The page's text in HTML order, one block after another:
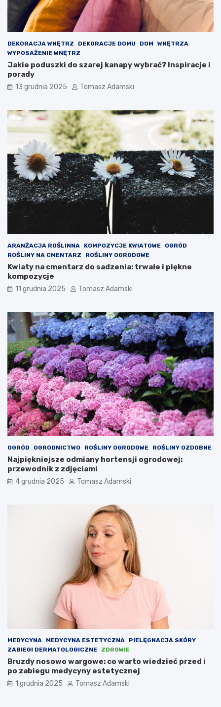
DEKORACJA WNĘTRZ DEKORACJE DOMU DOM
WNĘTRZA
WYPOSAŻENIE WNĘTRZ
Jakie poduszki do szarej kanapy wybrać? Inspiracje i
porady
13 grudnia 2025 Tomasz Adamski
ARANŻACJA ROŚLINNA KOMPOZYCJE KWIATOWE
OGRÓD
ROŚLINY NA CMENTARZ
ROŚLINY OGRODOWE
Kwiaty na cmentarz do sadzenia: trwałe i piękne
kompozycje
11 grudnia 2025 Tomasz Adamski
OGRÓD OGRODNICTWO ROŚLINY OGRODOWE ROŚLINY OZDOBNE
Najpiękniejsze odmiany hortensji ogrodowej:
przewodnik z zdjęciami
4 grudnia 2025 Tomasz Adamski
MEDYCYNA MEDYCYNA ESTETYCZNA
PIELĘGNACJA SKÓRY
ZABIEGI DERMATOLOGICZNE
ZDROWIE
Bruzdy nosowo wargowe: co warto wiedzieć przed i
po zabiegu medycyny estetycznej
1 grudnia 2025 Tomasz Adamski